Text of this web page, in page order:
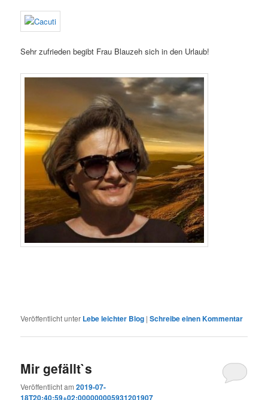
Sehr zufrieden begibt Frau Blauzeh sich in den Urlaub!
Veröffentlicht unter Lebe leichter Blog |Schreibe einen Kommentar
Mir gefällt`s
Veröffentlicht am2019-07-
18T20:40:59+02:000000005931201907